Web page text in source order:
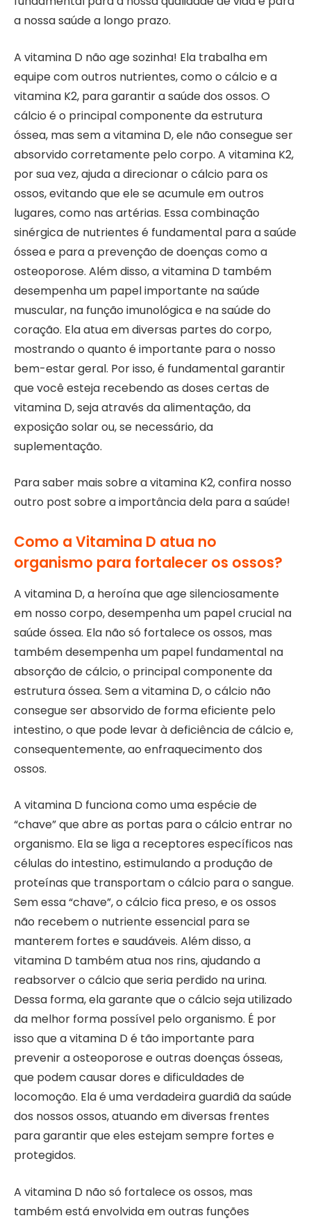
a nossa saúde a longo prazo.
A vitamina D não age sozinha! Ela trabalha em
equipe com outros nutrientes, como o cálcio e a
vitamina K2, para garantir a saúde dos ossos. O
cálcio é o principal componente da estrutura
óssea, mas sem a vitamina D, ele não consegue ser
absorvido corretamente pelo corpo. A vitamina K2,
por sua vez, ajuda a direcionar o cálcio para os
ossos, evitando que ele se acumule em outros
lugares, como nas artérias. Essa combinação
sinérgica de nutrientes é fundamental para a saúde
óssea e para a prevenção de doenças como a
osteoporose. Além disso, a vitamina D também
desempenha um papel importante na saúde
muscular, na função imunológica e na saúde do
coração. Ela atua em diversas partes do corpo,
mostrando o quanto é importante para o nosso
bem-estar geral. Por isso, é fundamental garantir
que você esteja recebendo as doses certas de
vitamina D, seja através da alimentação, da
exposição solar ou, se necessário, da
suplementação.
Para saber mais sobre a vitamina K2, confira nosso
outro post sobre a importância dela para a saúde!
Como a Vitamina D atua no
organismo para fortalecer os ossos?
A vitamina D, a heroína que age silenciosamente
em nosso corpo, desempenha um papel crucial na
saúde óssea. Ela não só fortalece os ossos, mas
também desempenha um papel fundamental na
absorção de cálcio, o principal componente da
estrutura óssea. Sem a vitamina D, o cálcio não
consegue ser absorvido de forma eficiente pelo
intestino, o que pode levar à deficiência de cálcio e,
consequentemente, ao enfraquecimento dos
ossos.
A vitamina D funciona como uma espécie de
“chave” que abre as portas para o cálcio entrar no
organismo. Ela se liga a receptores específicos nas
células do intestino, estimulando a produção de
proteínas que transportam o cálcio para o sangue.
Sem essa “chave”, o cálcio fica preso, e os ossos
não recebem o nutriente essencial para se
manterem fortes e saudáveis. Além disso, a
vitamina D também atua nos rins, ajudando a
reabsorver o cálcio que seria perdido na urina.
Dessa forma, ela garante que o cálcio seja utilizado
da melhor forma possível pelo organismo. É por
isso que a vitamina D é tão importante para
prevenir a osteoporose e outras doenças ósseas,
que podem causar dores e dificuldades de
locomoção. Ela é uma verdadeira guardiã da saúde
dos nossos ossos, atuando em diversas frentes
para garantir que eles estejam sempre fortes e
protegidos.
A vitamina D não só fortalece os ossos, mas
também está envolvida em outras funções